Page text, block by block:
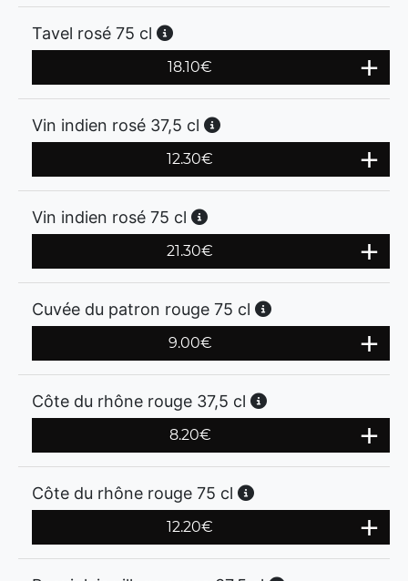
Tavel rosé 75 cl
18.10€
Vin indien rosé 37,5 cl
12.30€
Vin indien rosé 75 cl
21.30€
Cuvée du patron rouge 75 cl
9.00€
Côte du rhône rouge 37,5 cl
8.20€
Côte du rhône rouge 75 cl
12.20€